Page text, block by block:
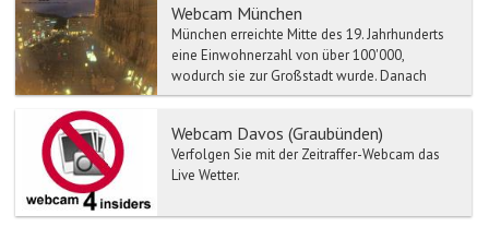
Webcam München
München erreichte Mitte des 19. Jahrhunderts
eine Einwohnerzahl von über 100'000,
wodurch sie zur Großstadt wurde. Danach
stieg die Einwohnerzahl w...
Webcam Davos (Graubünden)
Verfolgen Sie mit der Zeitraffer-Webcam das
Live Wetter.